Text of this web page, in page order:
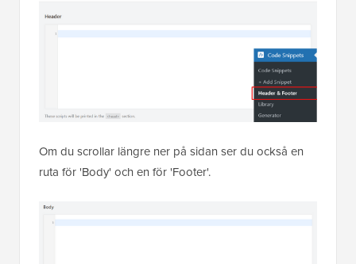
Om du scrollar längre ner på sidan ser du också en
ruta för 'Body' och en för 'Footer'.